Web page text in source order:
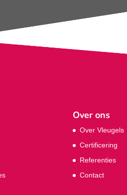
Over ons
Over Vleugels
Certificering
Referenties
Contact